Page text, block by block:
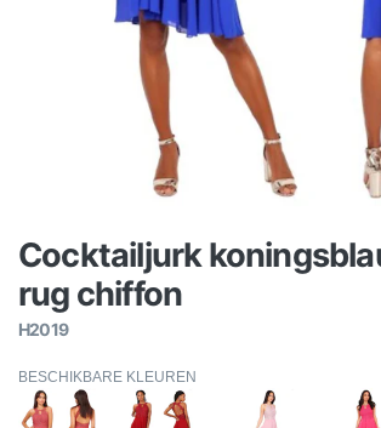
Cocktailjurk
rug chiffon
H2019
BESCHIKBARE KLEUREN